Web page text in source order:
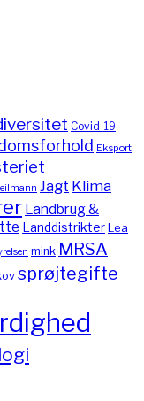
Covid-19
Eksport
Jagt Klima
Landbrug &
LanddistrikterLea
mink MRSA
sprøjtegifte